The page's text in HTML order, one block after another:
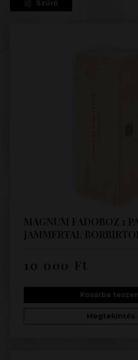
Szűrő
MAGNUM FADOBOZ 1
JAMMERTAL
10 000 Ft
Kosárba
Megtekintés